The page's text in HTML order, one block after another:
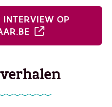
INTERVIEW OP